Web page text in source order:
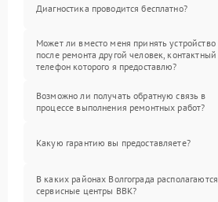
Диагностика проводится бесплатно?
Может ли вместо меня принять устройство
после ремонта другой человек, контактный
телефон которого я предоставлю?
Возможно ли получать обратную связь в
процессе выполнения ремонтных работ?
Какую гарантию вы предоставляете?
В каких районах Волгограда располагаются
сервисные центры BBK?